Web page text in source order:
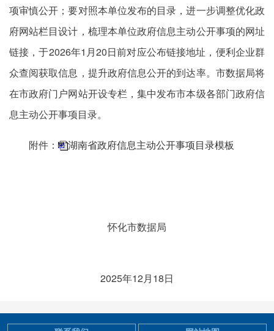
项审慎公开；要对照本单位发布的目录，进一步调整优化政
府网站栏目设计，梳理本单位政府信息主动公开事项的网址
链接，于2026年1月20日前对应公布链接地址，便利企业群
众查阅获取信息，提升政府信息公开的到达率。市数据局将
在市政府门户网站开设专栏，集中发布市本级各部门政府信
息主动公开事项目录。
附件： 湖南省政府信息主动公开事项目录模板
怀化市数据局
2025年12月18日